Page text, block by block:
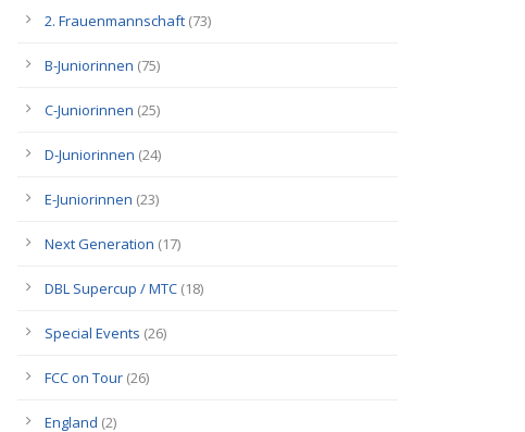
2. Frauenmannschaft (73)
B-Juniorinnen (75)
C-Juniorinnen (25)
D-Juniorinnen (24)
E-Juniorinnen (23)
Next Generation (17)
DBL Supercup / MTC (18)
Special Events (26)
FCC on Tour (26)
England (2)